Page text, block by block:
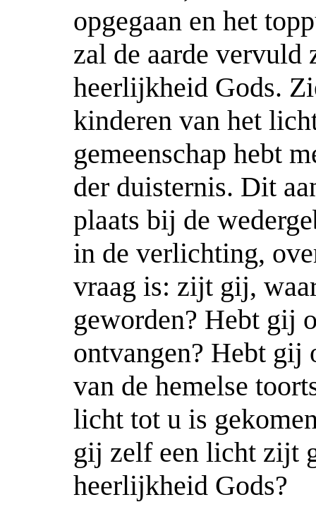
opgegaan en het
zal de aarde
heerlijkheid Gods.
kinderen van het
gemeenschap hebt
der duisternis. Dit
plaats bij de
in de verlichting,
vraag is: zijt gij,
geworden? Hebt gij
ontvangen? Hebt gij
van de hemelse
licht tot u is
gij zelf een licht zijt
heerlijkheid Gods?